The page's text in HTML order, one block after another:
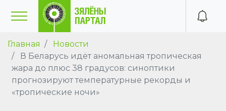
Главная
Новости
В Беларусь идёт аномальная тропическая
жара до плюс 38 градусов: синоптики
прогнозируют температурные рекорды и
«тропические ночи»